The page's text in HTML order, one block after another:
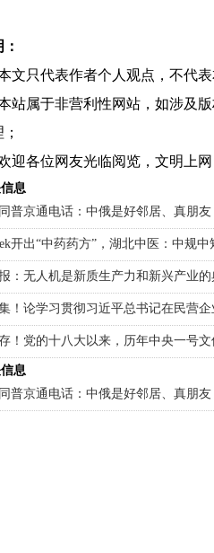
文只代表作者个人观点，不代
站属于非营利性网站，如涉及
迎各位网友光临阅览，文明上网
息
普京通电话：中俄是好邻居、真朋友
开出“中药药方”，湖北中医：中规中
：无人机是新质生产力和新兴产业的
！论学习贯彻习近平总书记在民营企
！党的十八大以来，历年中央一号文
息
普京通电话：中俄是好邻居、真朋友